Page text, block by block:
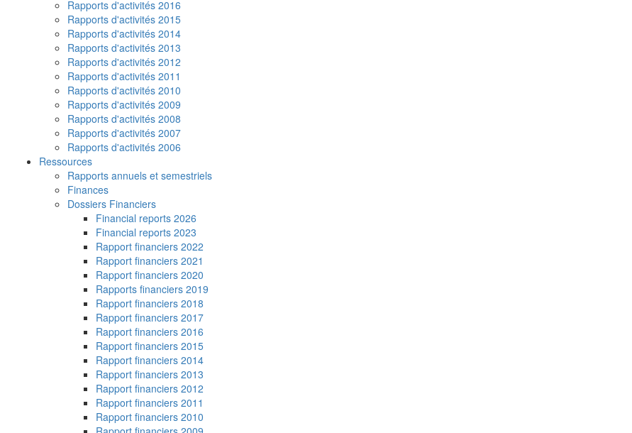
Rapports d'activités 2016
Rapports d'activités 2015
Rapports d'activités 2014
Rapports d'activités 2013
Rapports d'activités 2012
Rapports d'activités 2011
Rapports d'activités 2010
Rapports d'activités 2009
Rapports d'activités 2008
Rapports d'activités 2007
Rapports d'activités 2006
Ressources
Rapports annuels et semestriels
Finances
Dossiers Financiers
Financial reports 2026
Financial reports 2023
Rapport financiers 2022
Rapport financiers 2021
Rapport financiers 2020
Rapports financiers 2019
Rapport financiers 2018
Rapport financiers 2017
Rapport financiers 2016
Rapport financiers 2015
Rapport financiers 2014
Rapport financiers 2013
Rapport financiers 2012
Rapport financiers 2011
Rapport financiers 2010